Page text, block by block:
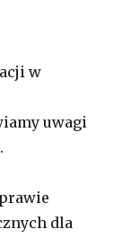
w
uwagi
dla